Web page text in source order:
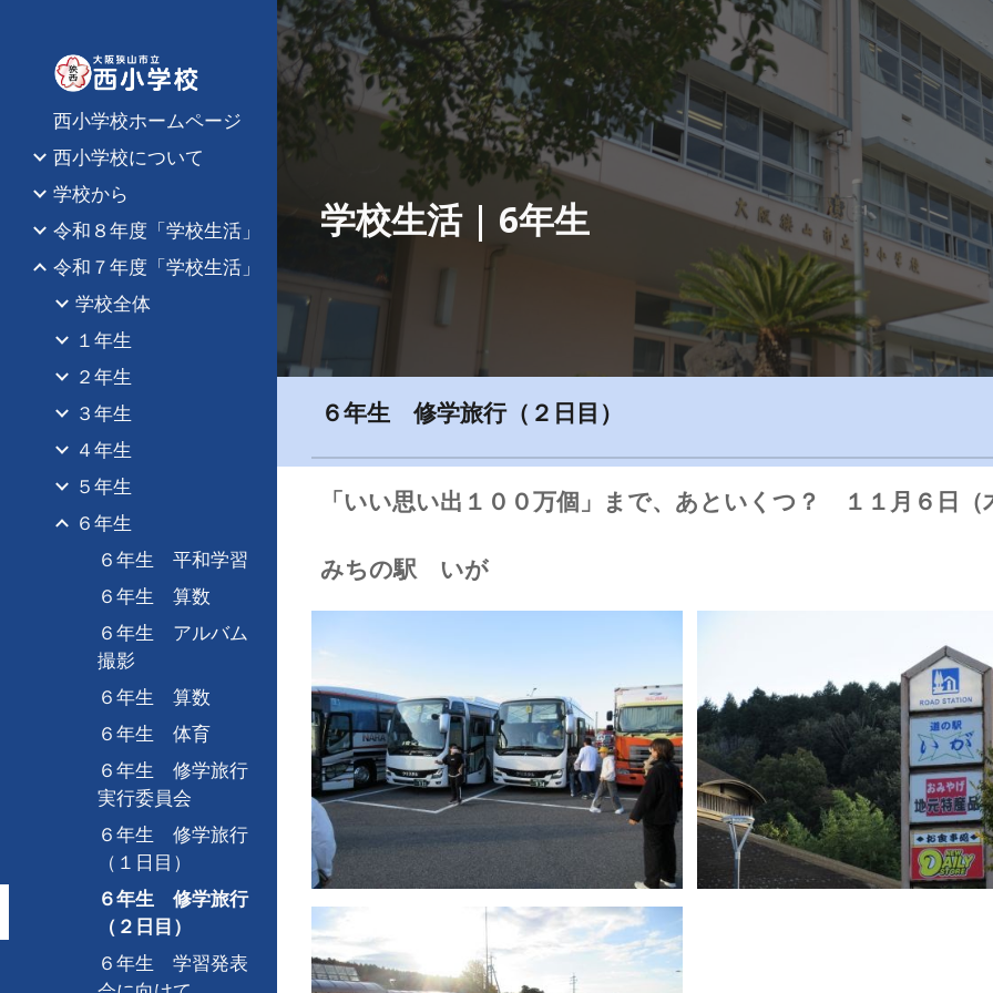
Skip to main content Skip to
西小学校ホームページ
西小学校について
学校から
令和８年度「学校生活」
令和７年度「学校生活」
学校全体
１年生
２年生
３年生
４年生
５年生
６年生
６年生 平和学習
６年生 算数
６年生 アルバム
撮影
６年生 算数
６年生 体育
６年生 修学旅行
実行委員会
６年生 修学旅行
（１日目）
６年生 修学旅行
（２日目）
６年生 学習発表
学校生活 | 6年生
６年生 修学旅行（ ２ 日目）
「いい思い出１００万個」まで、あといくつ？ １１月６日（
みちの駅 いが